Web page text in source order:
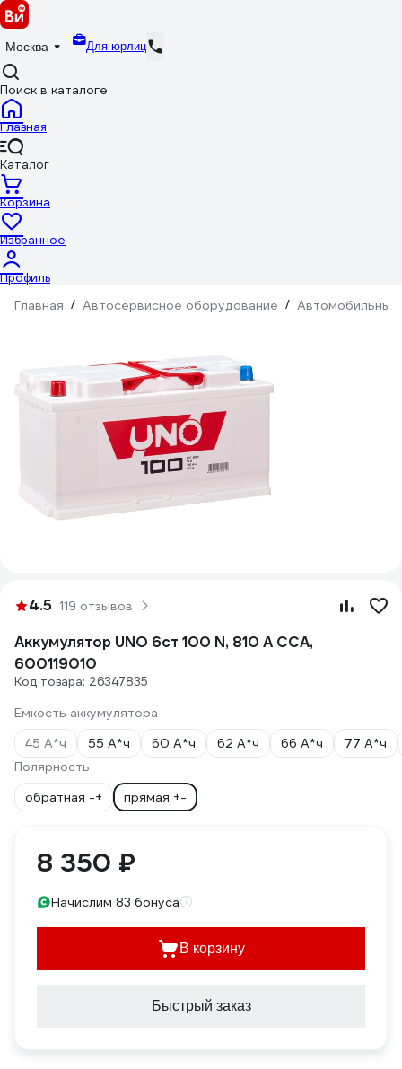
Москва Для юрлиц
Поиск в каталоге
Главная
Каталог
Корзина
Избранное
Профиль
Главная / Автосервисное оборудование / Автомобильные
4.5 119 отзывов
Аккумулятор UNO 6ст 100 N, 810 А CCA,
600119010
Код товара: 26347835
Емкость аккумулятора
45 А*ч
55 А*ч 60 А*ч 62 А*ч 66 А*ч
77 А*ч
Полярность
обратная -+
прямая +-
8 350 ₽
Начислим 83 бонуса
В корзину
Быстрый заказ